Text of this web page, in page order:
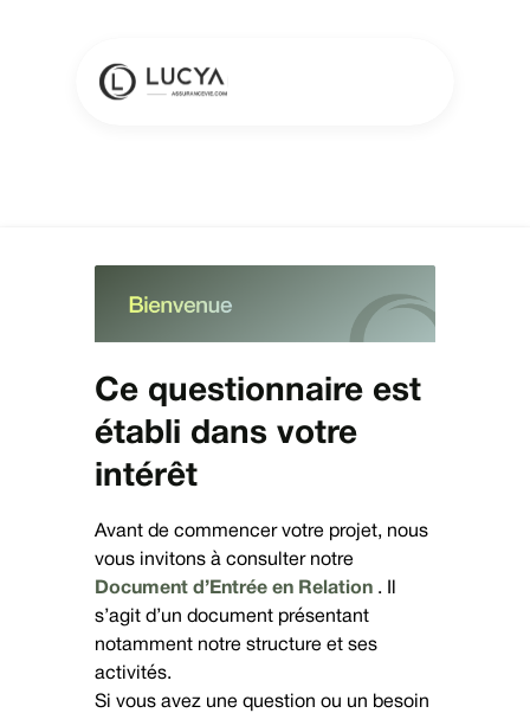
Ce questionnaire est
établi dans votre
intérêt
Avant de commencer votre projet, nous
vous invitons à consulter notre
Document d’Entrée en Relation . Il
s’agit d’un document présentant
notamment notre structure et ses
activités.
Si vous avez une question ou un besoin